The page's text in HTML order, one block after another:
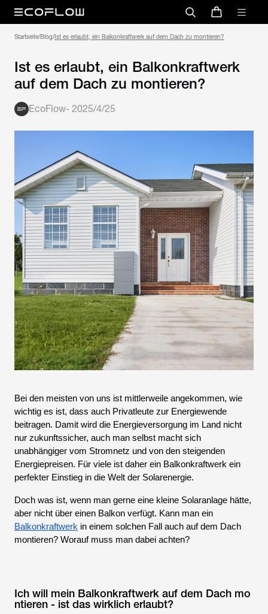
Startseite/Blog/Ist es erlaubt, ein Balkonkraftwerk auf dem Dach zu montieren?
Ist es erlaubt, ein Balkonkraftwerk
auf dem Dach zu montieren?
EcoFlow- 2025/4/25
Bei den meisten von uns ist mittlerweile angekommen, wie
wichtig es ist, dass auch Privatleute zur Energiewende
beitragen. Damit wird die Energieversorgung im Land nicht
nur zukunftssicher, auch man selbst macht sich
unabhängiger vom Stromnetz und von den steigenden
Energiepreisen. Für viele ist daher ein Balkonkraftwerk ein
perfekter Einstieg in die Welt der Solarenergie.
Doch was ist, wenn man gerne eine kleine Solaranlage hätte,
aber nicht über einen Balkon verfügt. Kann man ein
Balkonkraftwerk in einem solchen Fall auch auf dem Dach
montieren? Worauf muss man dabei achten?
Ich will mein Balkonkraftwerk auf dem Dach mo
ntieren - ist das wirklich erlaubt?